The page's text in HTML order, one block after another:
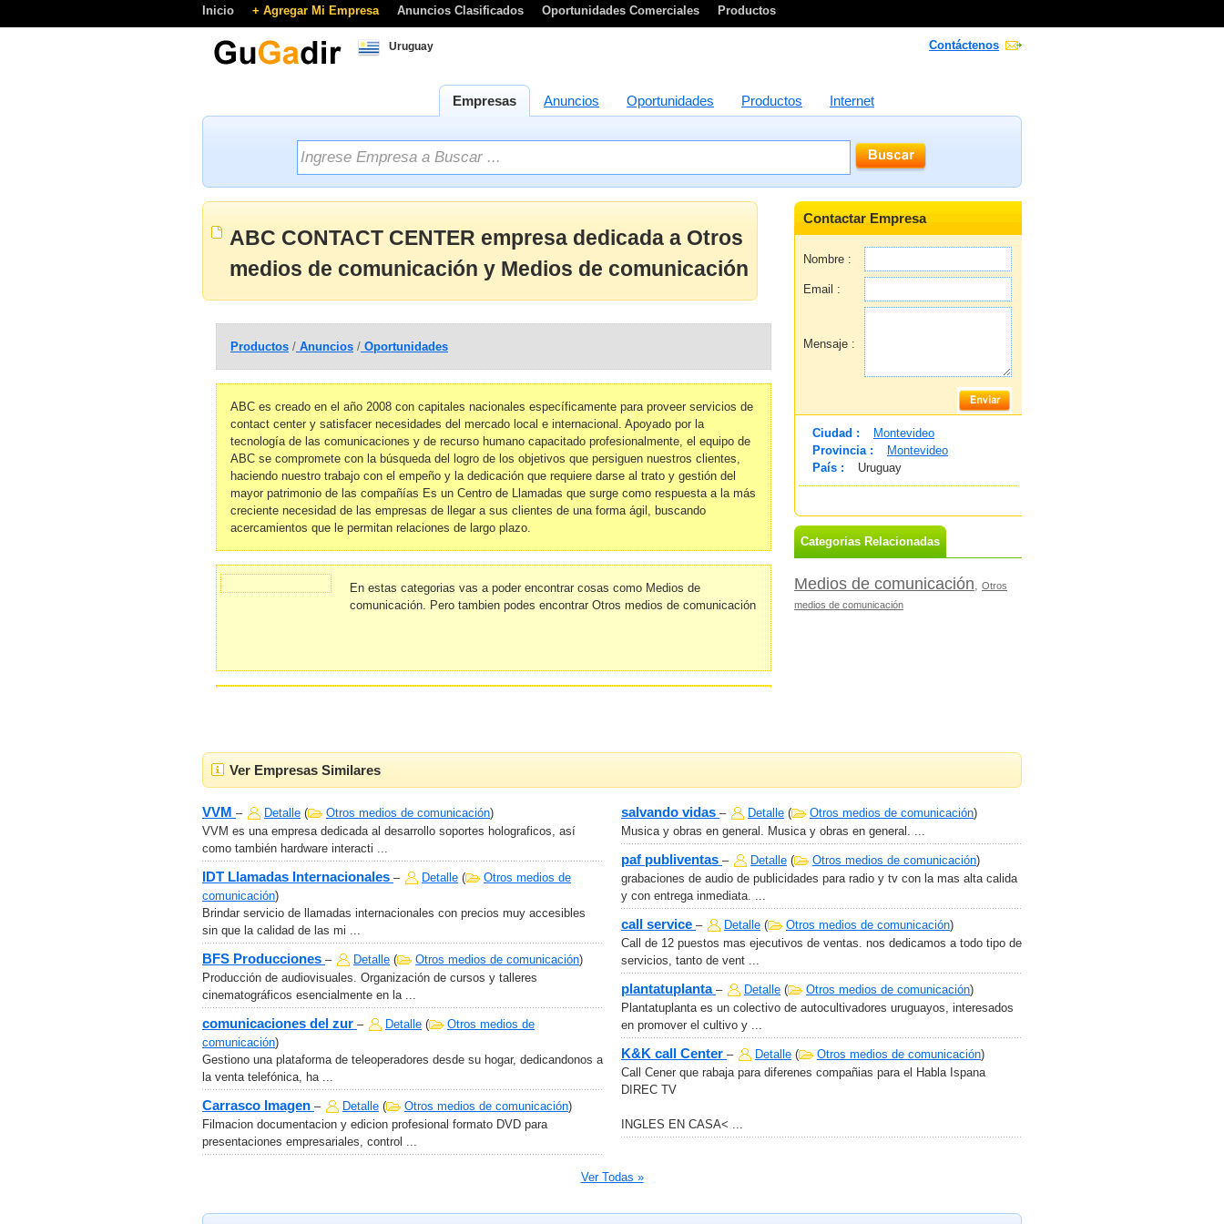
Inicio + Agregar Mi Empresa Anuncios Clasificados Oportunidades Comerciales Productos
Uruguay Contáctenos
Empresas Anuncios Oportunidades Productos Internet
ABC CONTACT CENTER empresa dedicada a Otros
medios de comunicación y Medios de comunicación
Productos / Anuncios / Oportunidades
ABC es creado en el año 2008 con capitales nacionales específicamente para proveer servicios de
contact center y satisfacer necesidades del mercado local e internacional. Apoyado por la
tecnología de las comunicaciones y de recurso humano capacitado profesionalmente, el equipo de
ABC se compromete con la búsqueda del logro de los objetivos que persiguen nuestros clientes,
haciendo nuestro trabajo con el empeño y la dedicación que requiere darse al trato y gestión del
mayor patrimonio de las compañías Es un Centro de Llamadas que surge como respuesta a la más
creciente necesidad de las empresas de llegar a sus clientes de una forma ágil, buscando
acercamientos que le permitan relaciones de largo plazo.
En estas categorias vas a poder encontrar cosas como Medios de
comunicación. Pero tambien podes encontrar Otros medios de comunicación
Contactar Empresa
Nombre :
Email :
Mensaje :
Ciudad :
Montevideo
Provincia :
Montevideo
País :
Uruguay
Categorias Relacionadas
Medios de comunicación, Otros
medios de comunicación
Ver Empresas Similares
VVM – Detalle ( Otros medios de comunicación)
VVM es una empresa dedicada al desarrollo soportes holograficos, así
como también hardware interacti ...
IDT Llamadas Internacionales – Detalle (
Otros medios de
comunicación)
Brindar servicio de llamadas internacionales con precios muy accesibles
sin que la calidad de las mi ...
BFS Producciones – Detalle ( Otros medios de comunicación)
Producción de audiovisuales. Organización de cursos y talleres
cinematográficos esencialmente en la ...
comunicaciones del zur – Detalle (
Otros medios de
comunicación)
Gestiono una plataforma de teleoperadores desde su hogar, dedicandonos a
la venta telefónica, ha ...
Carrasco Imagen – Detalle ( Otros medios de comunicación)
Filmacion documentacion y edicion profesional formato DVD para
presentaciones empresariales, control ...
salvando vidas – Detalle ( Otros medios de comunicación)
Musica y obras en general. Musica y obras en general. ...
paf publiventas – Detalle ( Otros medios de comunicación)
grabaciones de audio de publicidades para radio y tv con la mas alta calida
y con entrega inmediata. ...
call service – Detalle ( Otros medios de comunicación)
Call de 12 puestos mas ejecutivos de ventas. nos dedicamos a todo tipo de
servicios, tanto de vent ...
plantatuplanta – Detalle ( Otros medios de comunicación)
Plantatuplanta es un colectivo de autocultivadores uruguayos, interesados
en promover el cultivo y ...
K&K call Center – Detalle ( Otros medios de comunicación)
Call Cener que rabaja para diferenes compañias para el Habla Ispana
DIREC TV
INGLES EN CASA< ...
Ver Todas »